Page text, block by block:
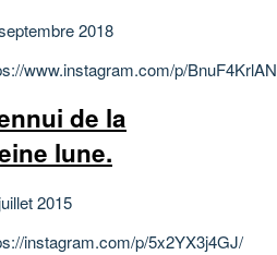
2018
www.instagram.com/p/
de la
lune.
2015
instagram.com/p/5x2YX3j4GJ/